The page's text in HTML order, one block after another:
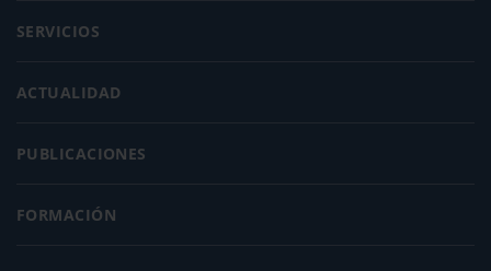
SERVICIOS
ACTUALIDAD
PUBLICACIONES
FORMACIÓN